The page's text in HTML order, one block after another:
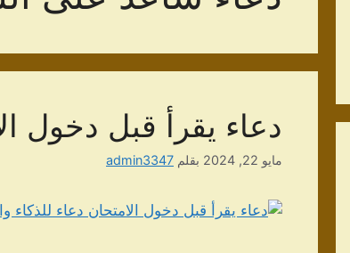
دعاء يقرأ قبل دخول
مايو 22, 2024 بقلم admin3347